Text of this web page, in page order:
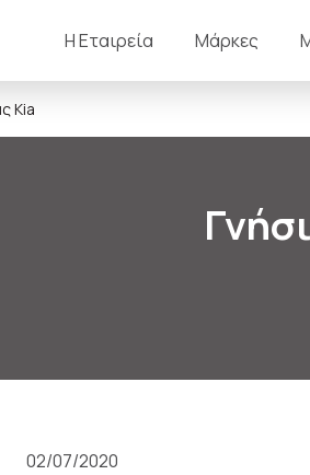
Η Εταιρεία Μάρκες
Kia
02/07/2020